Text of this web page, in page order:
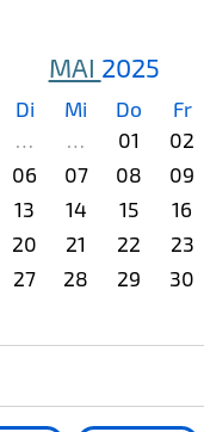
MAI 2025
Di Mi Do Fr
… … 01 02
06 07 08 09
13 14 15 16
20 21 22 23
27 28 29 30